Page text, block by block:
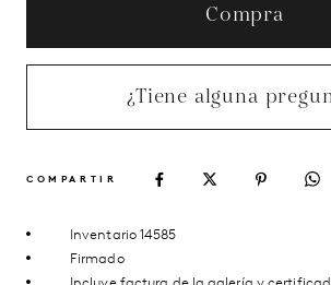
Compra
¿Tiene alguna
COMPARTIR
Inventario 14585
Firmado